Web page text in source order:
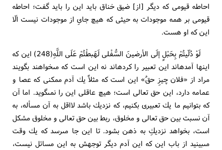
احاطه قيومى كه ديگر [از] ضيق خناق بايد اين را بايد گفت؛ احاطه
قيومى بر همه موجودات به حيثى كه هيچ جاىِ از موجودات نيست الّا
اين كه او هست.
لَوْ دُلّيتُمْ بِحَبْلٍ إلَى الأرضينَ السُّفْلى‏ لَهَبطْتُمْ عَلَى اللَّهِ(248) اين كه
اينها آمده‏اند اين تعبير را كرده‏اند نه اين است كه مى‏خواهند بگويند
مراد از «فلان چيزِ حقٌ» اين است كه مثلاً يك آدم ممكنى كه عصا و
عمامه دارد، اين حق تعالى است؛ هيچ عاقلى اين را نمى‏گويد. اما آن
كه بتوانيم ما يك تعبيرى بكنيم، كه نزديك باشد لااقل به آن مسأله، به
آن نسبت بين حق تعالى و مخلوق، ربط بين حق تعالى و مخلوق مشكل
است، بخواهد نزديكِ به ذهن بشود. تا اين جا مى‏رسد كه يك وقت
مى‏بينيد از باب اين كه اين آدم ديگر توجهش به اين مسائل نيست،